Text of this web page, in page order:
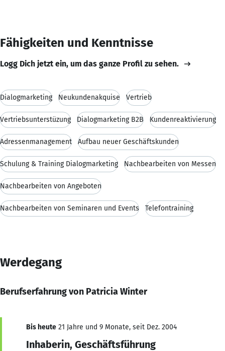
Fähigkeiten und Kenntnisse
Logg Dich jetzt ein, um das ganze Profil zu sehen.
Dialogmarketing Neukundenakquise Vertrieb
Vertriebsunterstüzung Dialogmarketing B2B Kundenreaktivierung
Adressenmanagement Aufbau neuer Geschäftskunden
Schulung & Training Dialogmarketing Nachbearbeiten von Messen
Nachbearbeiten von Angeboten
Nachbearbeiten von Seminaren und Events Telefontraining
Werdegang
Berufserfahrung von Patricia Winter
Bis heute 21 Jahre und 9 Monate, seit Dez. 2004
Inhaberin, Geschäftsführung